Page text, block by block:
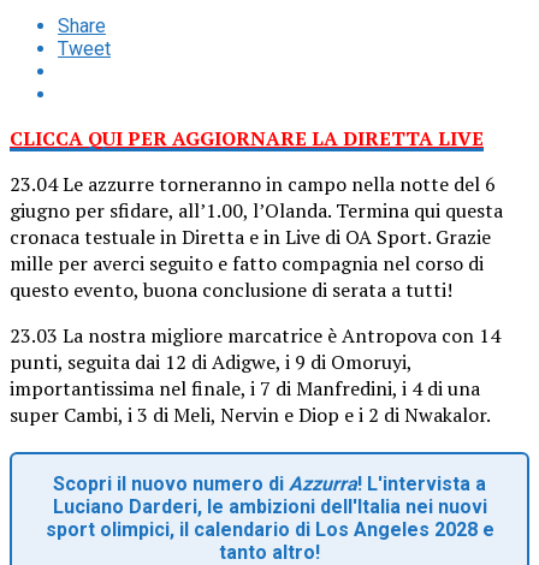
Share
Tweet
CLICCA QUI PER AGGIORNARE LA DIRETTA LIVE
23.04 Le azzurre torneranno in campo nella notte del 6
giugno per sfidare, all’1.00, l’Olanda. Termina qui questa
cronaca testuale in Diretta e in Live di OA Sport. Grazie
mille per averci seguito e fatto compagnia nel corso di
questo evento, buona conclusione di serata a tutti!
23.03 La nostra migliore marcatrice è Antropova con 14
punti, seguita dai 12 di Adigwe, i 9 di Omoruyi,
importantissima nel finale, i 7 di Manfredini, i 4 di una
super Cambi, i 3 di Meli, Nervin e Diop e i 2 di Nwakalor.
Scopri il nuovo numero di Azzurra! L'intervista a
Luciano Darderi, le ambizioni dell'Italia nei nuovi
sport olimpici, il calendario di Los Angeles 2028 e
tanto altro!